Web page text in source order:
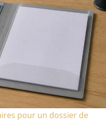
pour un dossier de